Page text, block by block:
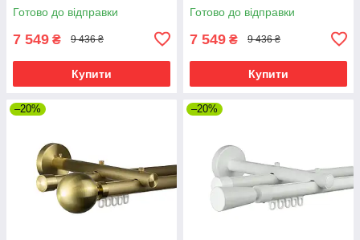
Готово до відправки
7 549 ₴ 9 436 ₴
Купити
Готово до відправки
7 549 ₴ 9 436 ₴
Купити
–20% –20%